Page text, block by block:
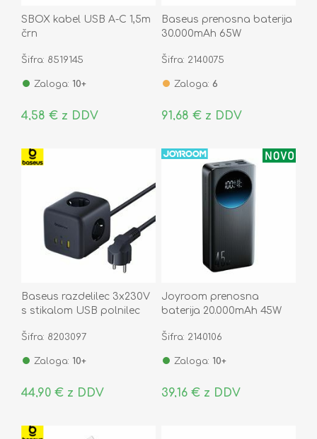
SBOX kabel USB A-C 1,5m
črn
Šifra: 8519145
Zaloga: 10+
4,58 € z DDV
Baseus prenosna baterija
30.000mAh 65W
PPLG000101
Šifra: 2140075
Zaloga: 6
91,68 € z DDV
Baseus razdelilec 3x230V
s stikalom USB polnilec
FA11
Šifra: 8203097
Zaloga: 10+
44,90 € z DDV
Joyroom prenosna
baterija 20.000mAh 45W
Pro
Šifra: 2140106
Zaloga: 10+
39,16 € z DDV